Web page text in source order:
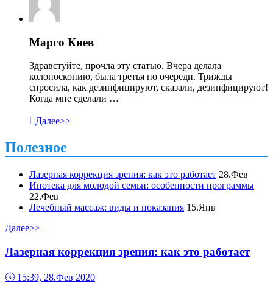
Марго Киев
Здравстуйте, прочла эту статью. Вчера делала
колоноскопию, была третья по очереди. Трижды
спросила, как дезинфицируют, сказали, дезинфицируют!
Когда мне сделали …
Далее>>
Полезное
Лазерная коррекция зрения: как это работает 28.Фев
Ипотека для молодой семьи: особенности программы
22.Фев
Лечебный массаж: виды и показания 15.Янв
Далее>>
Лазерная коррекция зрения: как это работает
🕔 15:39, 28.Фев 2020